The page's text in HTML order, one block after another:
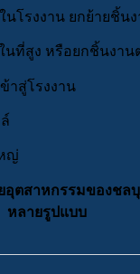
โรงงาน ยกย้ายชิ้นง
ที่สูง หรือยกชิ้นงา
าสู่โรงงาน
ญ่
อุตสาหกรรมของช
หลายรูปแบบ